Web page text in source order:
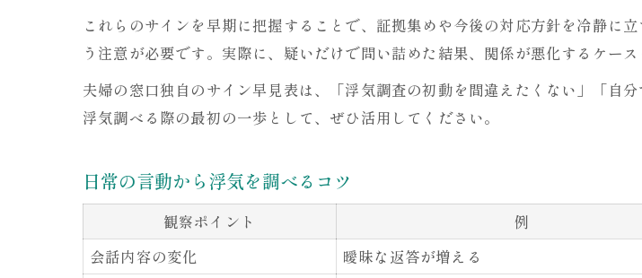
パートナーの行動から分か
浮気兆候別チェックリ
浮気している時の行動
自分で浮気調査に挑む際の
セルフ調査の失敗例と
浮気調べる際の法的リ
これらのサインを早期に把握することで、証拠集めや今後の対応方針を冷静に
う注意が必要です。実際に、疑いだけで問い詰めた結果、関係が悪化するケー
夫婦の窓口独自のサイン早見表は、「浮気調査の初動を間違えたくない」「自
浮気調べる際の最初の一歩として、ぜひ活用してください。
日常の言動から浮気を調べるコツ
観察ポイント 例
会話内容の変化
曖昧な返答が増える